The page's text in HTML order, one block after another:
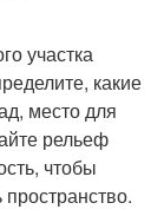
участка
какие
место для
рельеф
чтобы